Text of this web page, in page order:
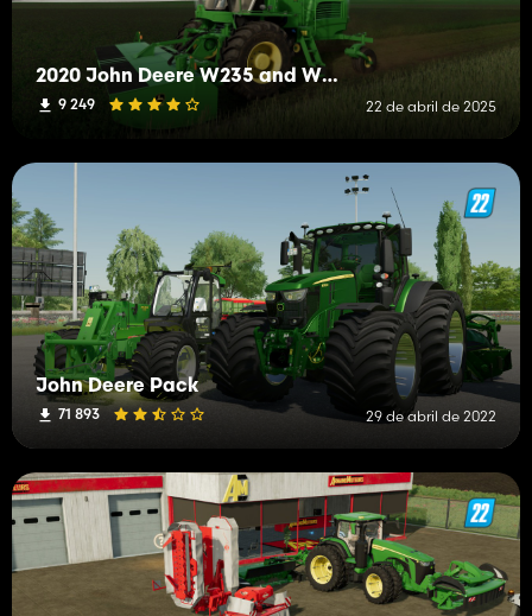
2020 John Deere W235 and W260 Swather
9 249 22 de abril de 2025
John Deere Pack
71 893 29 de abril de 2022